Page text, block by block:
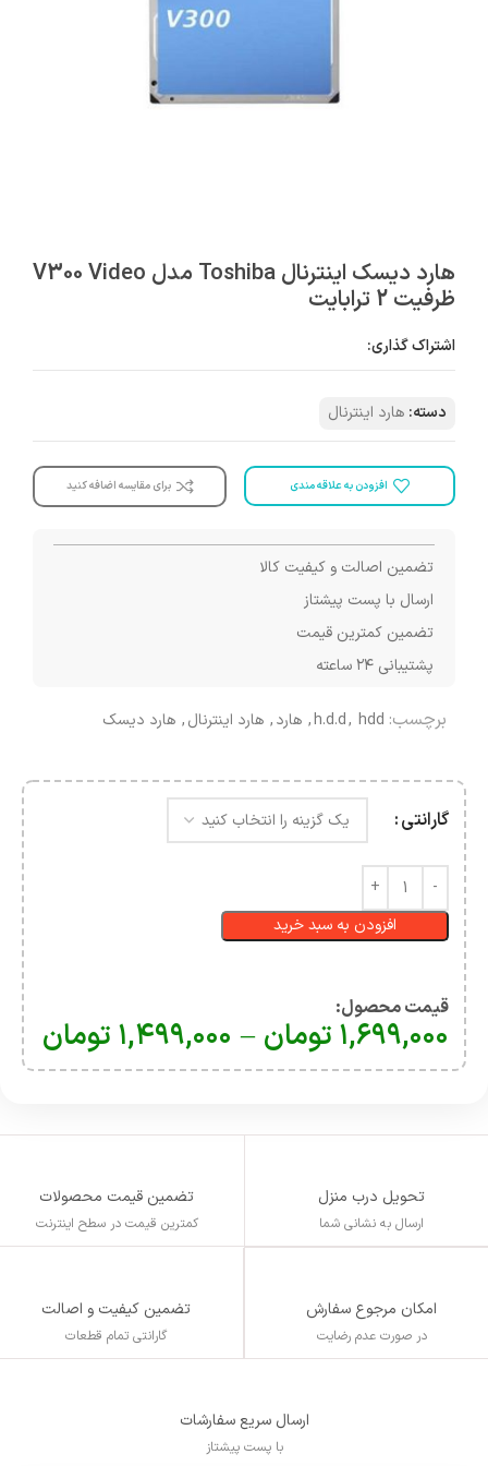
هارد دیسک اینترنال Toshiba مدل V300 Video
ظرفیت 2 ترابایت
اشتراک گذاری:
دسته: هارد اینترنال
افزودن به علاقه مندی برای مقایسه اضافه کنید
تضمین اصالت و کیفیت کالا
ارسال با پست پیشتاز
تضمین کمترین قیمت
پشتیبانی ۲۴ ساعته
برچسب: h.d.d, hdd
, هارد, هارد اینترنال, هارد دیسک
گارانتی
افزودن به سبد خرید
قیمت محصول:​
۱,۶۹۹,۰۰۰ تومان – ۱,۴۹۹,۰۰۰ تومان
تحویل درب منزل
ارسال به نشانی شما
تضمین قیمت محصولات
کمترین قیمت در سطح اینترنت
امکان مرجوع سفارش
در صورت عدم رضایت
تضمین کیفیت و اصالت
گارانتی تمام قطعات
ارسال سریع سفارشات
با پست پیشتاز